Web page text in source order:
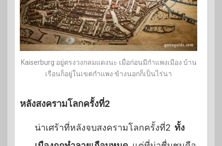
Kaiserburg อยู่ตรงวงกลมแดงนะ เมื่อก่อนมีกำแพงเมือง บ้าน
เรือนก็อยู่ในเขตกำแพง ข้างนอกก็เป็นไร่นา
หลังสงครามโลกครั้งที่2
น่าเศร้าที่หลังจบสงครามโลกครั้งที่2 ทั้ง